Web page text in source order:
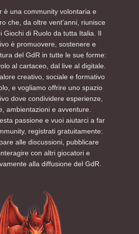
è una community volontaria e
che, da oltre vent’anni, riunisce
Giochi di Ruolo da tutta Italia. Il
è promuovere, sostenere e
del GdR in tutte le sue forme:
al cartaceo, dal live al digitale.
creativo, sociale e formativo
e vogliamo offrire uno spazio
dove condividere esperienze,
ambientazioni e avventure.
passione e vuoi aiutarci a far
registrati gratuitamente:
alle discussioni, pubblicare
con altri giocatori e
alla diffusione del GdR.